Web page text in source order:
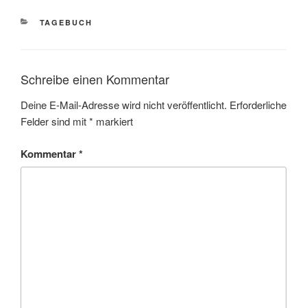
KATEGORIEN
TAGEBUCH
Schreibe einen Kommentar
Deine E-Mail-Adresse wird nicht veröffentlicht. Erforderliche
Felder sind mit* markiert
Kommentar*